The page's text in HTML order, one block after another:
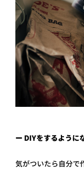
ー DIYをするように
気がついたら自分で